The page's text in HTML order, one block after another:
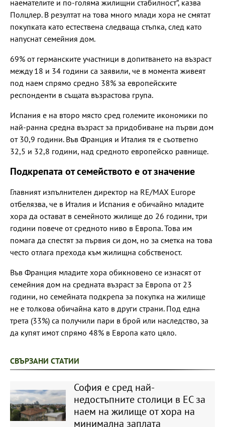
наемателите и по-голяма жилищни стабилност“, казва
Полцлер. В резултат на това много млади хора не смятат
покупката като естествена следваща стъпка, след като
напуснат семейния дом.
69% от германските участници в допитването на възраст
между 18 и 34 години са заявили, че в момента живеят
под наем спрямо средно 38% за европейските
респонденти в същата възрастова група.
Испания е на второ място сред големите икономики по
най-ранна средна възраст за придобиване на първи дом
от 30,9 години. Във Франция и Италия тя е съответно
32,5 и 32,8 години, над средното европейско равнище.
Подкрепата от семейството е от значение
Главният изпълнителен директор на RE/MAX Europe
отбелязва, че в Италия и Испания е обичайно младите
хора да остават в семейното жилище до 26 години, три
години повече от средното ниво в Европа. Това им
помага да спестят за първия си дом, но за сметка на това
често отлага прехода към жилищна собственост.
Във Франция младите хора обикновено се изнасят от
семейния дом на средната възраст за Европа от 23
години, но семейната подкрепа за покупка на жилище
не е толкова обичайна като в други страни. Под една
трета (33%) са получили пари в брой или наследство, за
да купят имот спрямо 48% в Европа като цяло.
СВЪРЗАНИ СТАТИИ
София е сред най-
недостъпните столици в ЕС за
наем на жилище от хора на
минимална заплата